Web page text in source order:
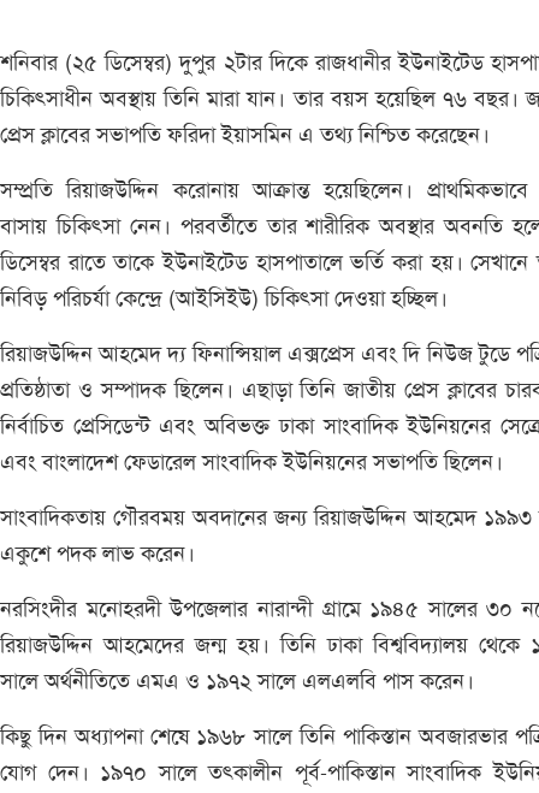
শনিবার (২৫ ডিসেম্বর) দুপুর ২টার দিকে রাজধানীর ইউনাইটেড
চিকিৎসাধীন অবস্থায় তিনি মারা যান। তার বয়স হয়েছিল ৭৬ বছর।
প্রেস ক্লাবের সভাপতি ফরিদা ইয়াসমিন এ তথ্য নিশ্চিত করেছেন।
সম্প্রতি রিয়াজউদ্দিন করোনায় আক্রান্ত হয়েছিলেন। প্রাথমিকভাবে
বাসায় চিকিৎসা নেন। পরবর্তীতে তার শারীরিক অবস্থার অবনতি
ডিসেম্বর রাতে তাকে ইউনাইটেড হাসপাতালে ভর্তি করা হয়। সেখানে
নিবিড় পরিচর্যা কেন্দ্রে (আইসিইউ) চিকিৎসা দেওয়া হচ্ছিল।
রিয়াজউদ্দিন আহমেদ দ্য ফিনান্সিয়াল এক্সপ্রেস এবং দি নিউজ টুডে
প্রতিষ্ঠাতা ও সম্পাদক ছিলেন। এছাড়া তিনি জাতীয় প্রেস ক্লাবের
নির্বাচিত প্রেসিডেন্ট এবং অবিভক্ত ঢাকা সাংবাদিক ইউনিয়নের
এবং বাংলাদেশ ফেডারেল সাংবাদিক ইউনিয়নের সভাপতি ছিলেন।
সাংবাদিকতায় গৌরবময় অবদানের জন্য রিয়াজউদ্দিন আহমেদ ১৯৯৩
একুশে পদক লাভ করেন।
নরসিংদীর মনোহরদী উপজেলার নারান্দী গ্রামে ১৯৪৫ সালের ৩০
রিয়াজউদ্দিন আহমেদের জন্ম হয়। তিনি ঢাকা বিশ্ববিদ্যালয় থেকে
সালে অর্থনীতিতে এমএ ও ১৯৭২ সালে এলএলবি পাস করেন।
কিছু দিন অধ্যাপনা শেষে ১৯৬৮ সালে তিনি পাকিস্তান অবজারভার
যোগ দেন। ১৯৭০ সালে তৎকালীন পূর্ব-পাকিস্তান সাংবাদিক